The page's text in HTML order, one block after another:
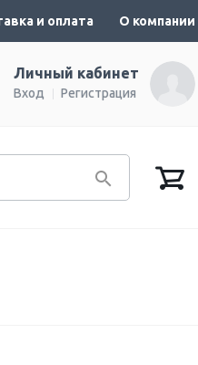
и оплата О компании
Личный кабинет
Вход Регистрация